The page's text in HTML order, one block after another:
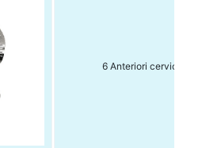
6 Anteriori cervic. 1 pz